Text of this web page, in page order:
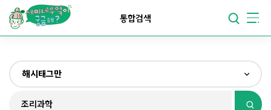
맛있어지는부엌
요리가쉬워지는부엌
통합검색
해시태그만
전체